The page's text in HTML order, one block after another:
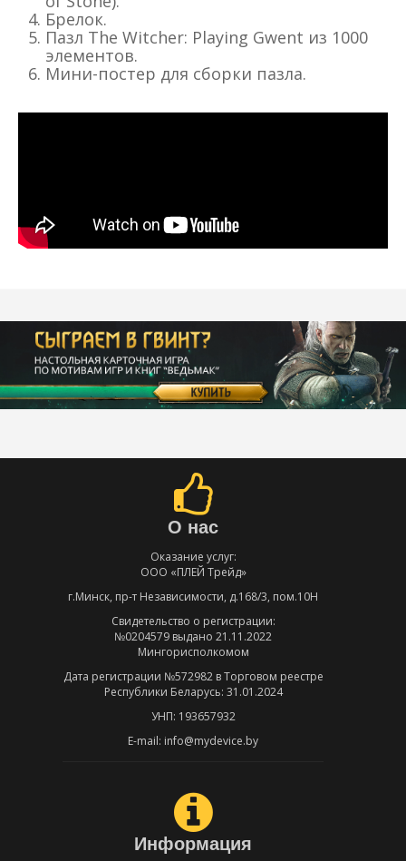
Брелок.
Пазл The Witcher: Playing Gwent из 1000
элементов.
Мини-постер для сборки пазла.
О нас
Оказание услуг:
ООО «ПЛЕЙ Трейд»
г.Минск, пр-т Независимости, д.168/3, пом.10Н
Свидетельство о регистрации:
№0204579 выдано 21.11.2022
Мингорисполкомом
Дата регистрации №572982 в Торговом реестре
Республики Беларусь: 31.01.2024
УНП: 193657932
E-mail: info@mydevice.by
Информация